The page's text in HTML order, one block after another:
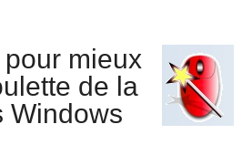
mieux
de la
Windows